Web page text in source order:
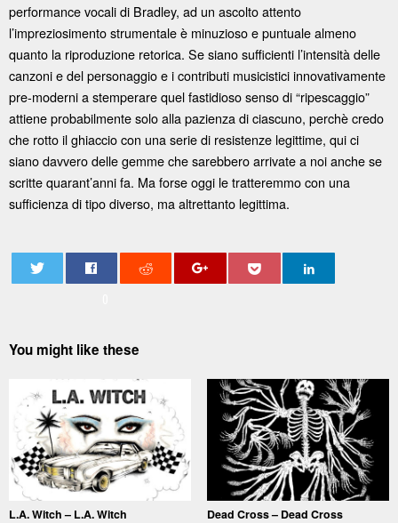
performance vocali di Bradley, ad un ascolto attento
l’impreziosimento strumentale è minuzioso e puntuale almeno
quanto la riproduzione retorica. Se siano sufficienti l’intensità delle
canzoni e del personaggio e i contributi musicistici innovativamente
pre-moderni a stemperare quel fastidioso senso di “ripescaggio”
attiene probabilmente solo alla pazienza di ciascuno, perchè credo
che rotto il ghiaccio con una serie di resistenze legittime, qui ci
siano davvero delle gemme che sarebbero arrivate a noi anche se
scritte quarant’anni fa. Ma forse oggi le tratteremmo con una
sufficienza di tipo diverso, ma altrettanto legittima.
You might like these
L.A. Witch – L.A. Witch Dead Cross – Dead Cross